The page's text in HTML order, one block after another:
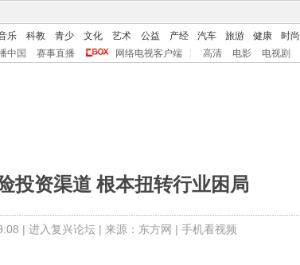
乐 科教 青少 文化 艺术 公益 产经 汽车 旅游 健康 时尚
中国 赛事直播 网络电视客户端 高清 电影 电视剧
投资渠道 根本扭转行业困局
| 进入复兴论坛| 来源：东方网 | 手机看视频